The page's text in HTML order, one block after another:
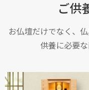
ご供
お仏壇だけでなく、
供養に必要